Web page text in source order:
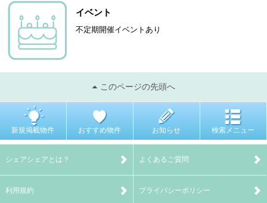
イベント
不定期開催イベントあり
このページの先頭へ
新規掲載物件 おすすめ物件 お知らせ 検索メニュー
シェアシェアとは？ よくあるご質問
利用規約 プライバシーポリシー